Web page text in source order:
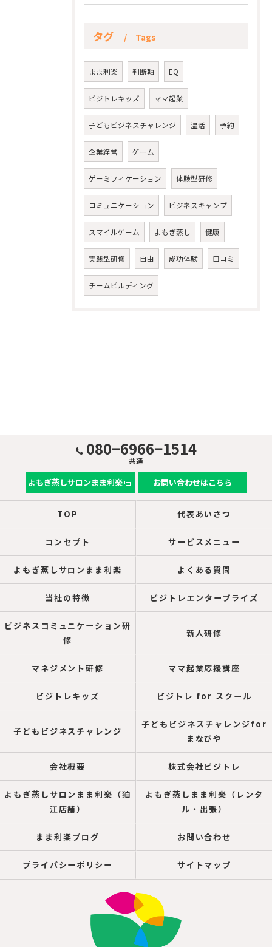
タグ Tags
まま利楽 判断軸 EQ
ビジトレキッズ ママ起業
子どもビジネスチャレンジ 温活 予約
企業経営 ゲーム
ゲーミフィケーション 体験型研修
コミュニケーション ビジネスキャンプ
スマイルゲーム よもぎ蒸し 健康
実践型研修 自由 成功体験 口コミ
チームビルディング
080−6966−1514
共通
よもぎ蒸しサロンまま利楽 お問い合わせはこちら
TOP 代表あいさつ
コンセプト サービスメニュー
よもぎ蒸しサロンまま利楽 よくある質問
当社の特徴 ビジトレエンタープライズ
ビジネスコミュニケーション研
修
新人研修
マネジメント研修 ママ起業応援講座
ビジトレキッズ ビジトレ for スクール
子どもビジネスチャレンジ
子どもビジネスチャレンジfor
まなびや
会社概要 株式会社ビジトレ
よもぎ蒸しサロンまま利楽（狛
江店舗）
よもぎ蒸しまま利楽（レンタ
ル・出張）
まま利楽ブログ お問い合わせ
プライバシーポリシー サイトマップ